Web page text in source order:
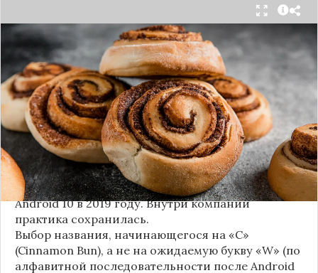
Стало известно внутреннее кодовое имя
следующей крупной версии Android. Как
сообщают источники, Android 17, релиз которой
ожидается в 2026 году, разрабатывается под
названием«Cinnamon Bun»(«Булочка с
корицей»).
Это решение продолжает знаменитую традицию
Google называть версии Android в честь
сладостей и десертов (Cupcake, Donut, KitKat и
т.д.), хотя компанияпрекратила публично
использовать эти именас момента выхода
Android 10 в 2019 году. Внутри компании
практика сохранилась.
Выбор названия, начинающегося на «C»
(Cinnamon Bun), а не на ожидаемую букву «W» (по
алфавитной последовательности после Android